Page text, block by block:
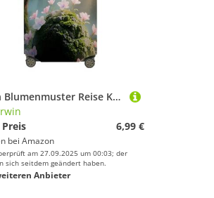
Surwin Blumenmuster Reise Kofferschutzhülle Reisetasche Kofferbezug Elastisch Kofferhülle Gepäck Cover Waschbare Reisekoffer Hülle Schutz Bezug Schutzhülle (Stil 4,S (18-20 Zoll))
6,99 €
bei Amazon
am 27.09.2025 um 00:03; der
sich seitdem geändert haben.
Anbieter